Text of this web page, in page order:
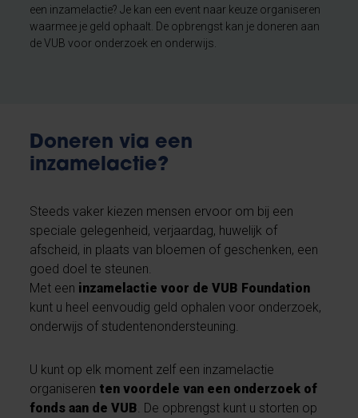
een inzamelactie? Je kan een event naar keuze organiseren
waarmee je geld ophaalt. De opbrengst kan je doneren aan
de VUB voor onderzoek en onderwijs.
Doneren via een
inzamelactie?
Steeds vaker kiezen mensen ervoor om bij een
speciale gelegenheid, verjaardag, huwelijk of
afscheid, in plaats van bloemen of geschenken, een
goed doel te steunen.
Met een inzamelactie voor de VUB Foundation
kunt u heel eenvoudig geld ophalen voor onderzoek,
onderwijs of studentenondersteuning.
U kunt op elk moment zelf een inzamelactie
organiseren ten voordele van een onderzoek of
fonds aan de VUB. De opbrengst kunt u storten op